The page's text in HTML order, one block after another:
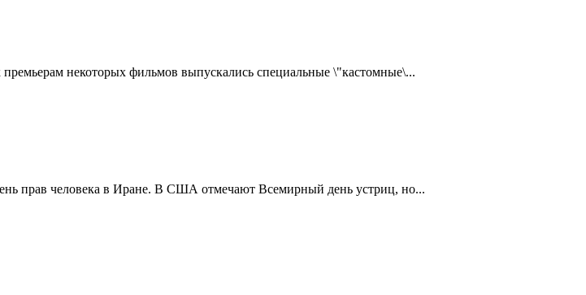
некоторых фильмов выпускались специальные \"кастомные\...
прав человека в Иране. В США отмечают Всемирный день устриц, но...